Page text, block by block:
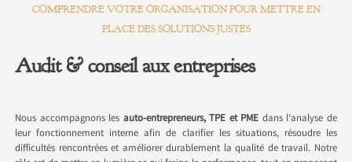
COMPRENDRE VOTRE ORGANISATION POUR METTRE EN
PLACE DES SOLUTIONS JUSTES
Audit & conseil aux entreprises
Nous accompagnons les auto-entrepreneurs, TPE et PME dans l’analyse de
leur fonctionnement interne afin de clarifier les situations, résoudre les
difficultés rencontrées et améliorer durablement la qualité de travail. Notre